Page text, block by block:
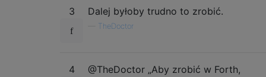
3 Dalej byłoby trudno to zrobić.
TheDoctor
4
@TheDoctor „Aby zrobić w Forth,